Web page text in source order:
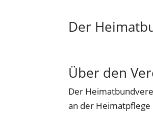
Der
Über den
Der
an der